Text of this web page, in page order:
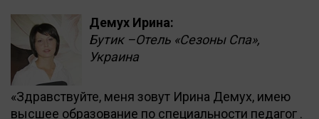
Демух Ирина:
Бутик –Отель «Сезоны Спа»,
Украина
«Здравствуйте, меня зовут Ирина Демух, имею
высшее образование по специальности педагог .